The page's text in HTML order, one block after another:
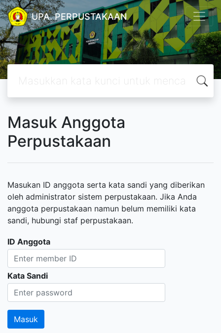
UPA. PERPUSTAKAAN
Masuk Anggota
Perpustakaan
Masukan ID anggota serta kata sandi yang diberikan
oleh administrator sistem perpustakaan. Jika Anda
anggota perpustakaan namun belum memiliki kata
sandi, hubungi staf perpustakaan.
ID Anggota
Kata Sandi